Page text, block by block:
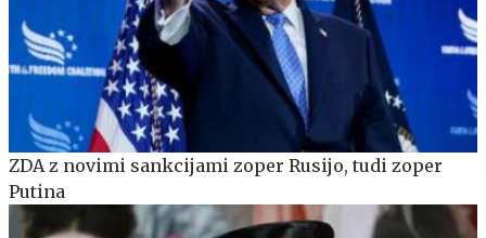
ZDA z novimi sankcijami zoper Rusijo, tudi zoper
Putina